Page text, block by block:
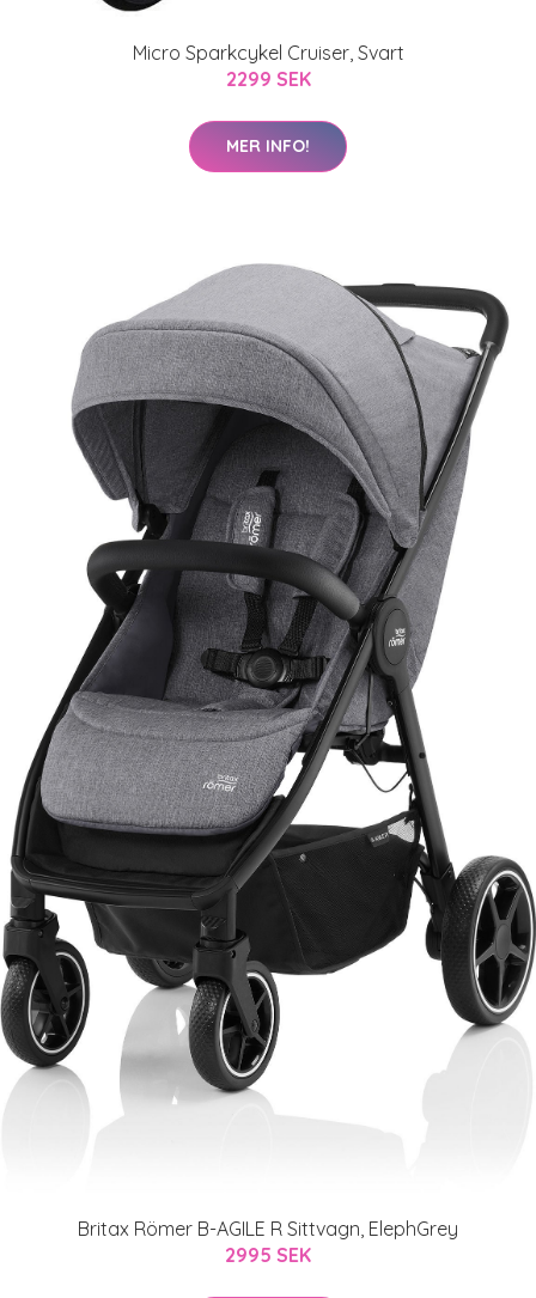
Micro Sparkcykel Cruiser, Svart
2299 SEK
MER INFO!
Britax Römer B-AGILE R Sittvagn, ElephGrey
2995 SEK